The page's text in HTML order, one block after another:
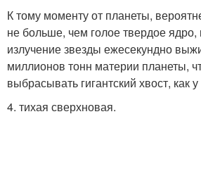
К тому моменту от планеты,
не больше, чем голое твердое ядро,
излучение звезды ежесекундно
миллионов тонн материи планеты,
выбрасывать гигантский хвост, как у
4. тихая сверхновая.